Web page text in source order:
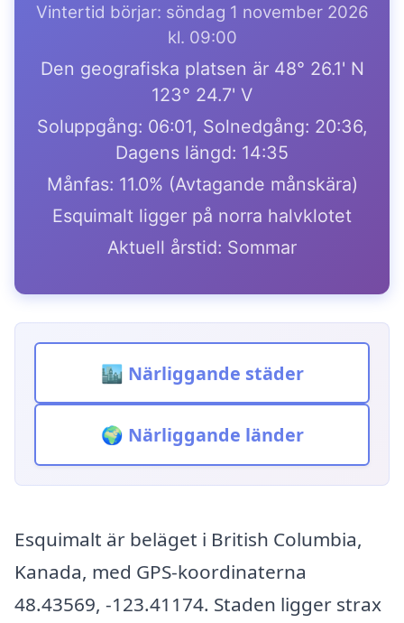
Vintertid börjar: söndag 1 november 2026
kl. 09:00
Den geografiska platsen är 48° 26.1' N
123° 24.7' V
Soluppgång: 06:01, Solnedgång: 20:36,
Dagens längd: 14:35
Månfas: 11.0% (Avtagande månskära)
Esquimalt ligger på norra halvklotet
Aktuell årstid: Sommar
🏙️ Närliggande städer
🌍 Närliggande länder
Esquimalt är beläget i British Columbia,
Kanada, med GPS-koordinaterna
48.43569, -123.41174. Staden ligger strax